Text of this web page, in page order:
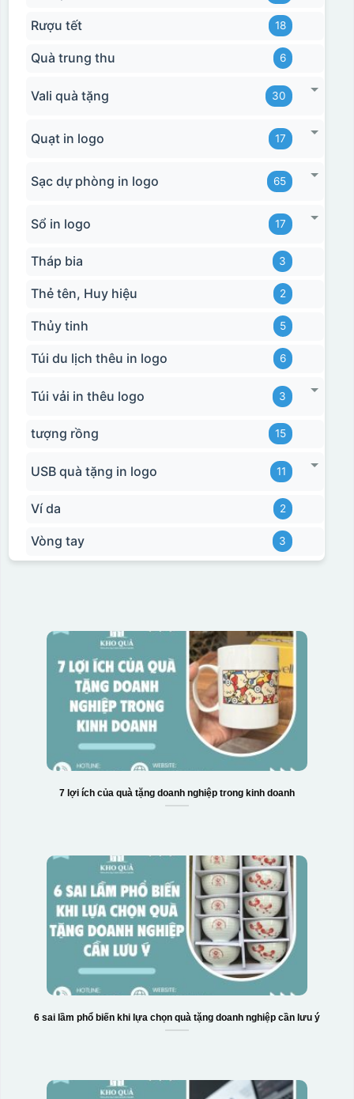
Hộp xi bình hoa
Rượu tết 18
Quà trung thu 6
Vali quà tặng 30
Quạt in logo 17
Sạc dự phòng in logo 65
Sổ in logo 17
Tháp bia 3
Thẻ tên, Huy hiệu 2
Thủy tinh 5
Túi du lịch thêu in logo 6
Túi vải in thêu logo 3
tượng rồng 15
USB quà tặng in logo 11
Ví da 2
Vòng tay 3
7 lợi ích của quà tặng doanh nghiệp trong kinh doanh
6 sai lầm phổ biến khi lựa chọn quà tặng doanh nghiệp cần lưu ý